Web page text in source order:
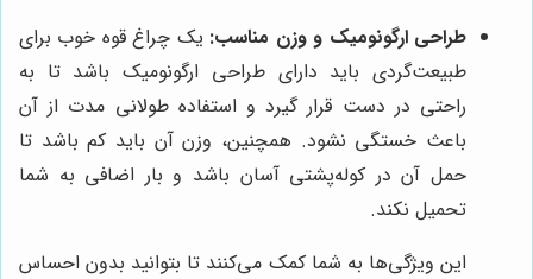
طراحی ارگونومیک و وزن مناسب: یک چراغ قوه خوب برای
طبیعت‌گردی باید دارای طراحی ارگونومیک باشد تا به
راحتی در دست قرار گیرد و استفاده طولانی مدت از آن
باعث خستگی نشود. همچنین، وزن آن باید کم باشد تا
حمل آن در کوله‌پشتی آسان باشد و بار اضافی به شما
تحمیل نکند.
این ویژگی‌ها به شما کمک می‌کنند تا بتوانید بدون احساس